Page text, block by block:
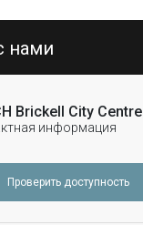
нами
Brickell City Centre
информация
Проверить доступность